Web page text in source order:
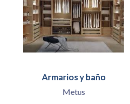
Armarios y baño
Metus